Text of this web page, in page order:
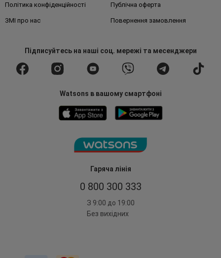
Гаряча лінія
0 800 300 333
З 9:00 до 19:00
Без вихідних
Політика конфіденційності Публічна оферта
ЗМІ про нас Повернення замовлення
Підписуйтесьна наші соц. мережі та месенджери
Watsons в вашому смартфоні